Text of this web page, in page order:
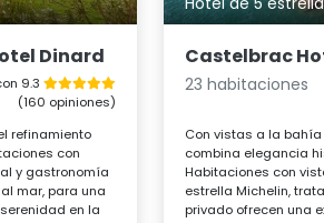
Dinard
9.3
(160 opiniones)
refinamiento
con
y gastronomía
mar, para una
en la
Castelbrac
23 habitaciones
Con vistas a la bahía
combina elegancia
Habitaciones con
estrella Michelin,
privado ofrecen una